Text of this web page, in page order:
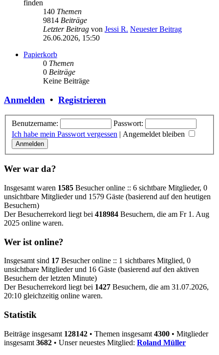
finden
140 Themen
9814 Beiträge
Letzter Beitrag von Jessi R. Neuester Beitrag
26.06.2026, 15:50
Papierkorb
0 Themen
0 Beiträge
Keine Beiträge
Anmelden • Registrieren
Benutzername:
Passwort:
Ich habe mein Passwort vergessen | Angemeldet bleiben
Wer war da?
Insgesamt waren 1585 Besucher online :: 6 sichtbare Mitglieder, 0
unsichtbare Mitglieder und 1579 Gäste (basierend auf den heutigen
Besuchern)
Der Besucherrekord liegt bei 418984 Besuchern, die am Fr 1. Aug
2025 online waren.
Wer ist online?
Insgesamt sind 17 Besucher online :: 1 sichtbares Mitglied, 0
unsichtbare Mitglieder und 16 Gäste (basierend auf den aktiven
Besuchern der letzten Minute)
Der Besucherrekord liegt bei 1427 Besuchern, die am 31.07.2026,
20:10 gleichzeitig online waren.
Statistik
Beiträge insgesamt 128142 • Themen insgesamt 4300 • Mitglieder
insgesamt 3682 • Unser neuestes Mitglied: Roland Müller